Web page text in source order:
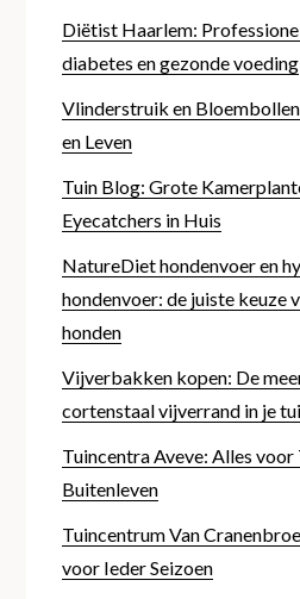
Diëtist Haarlem:
diabetes en gezonde voeding
Vlinderstruik en
en Leven
Tuin Blog: Grote
Eyecatchers in Huis
NatureDiet hondenvoer en
hondenvoer: de juiste keuze
honden
Vijverbakken kopen: De
cortenstaal vijverrand in je
Tuincentra Aveve: Alles voor
Buitenleven
Tuincentrum Van
voor Ieder Seizoen